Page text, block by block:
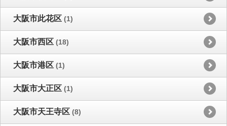
大阪市此花区 (1)
大阪市西区 (18)
大阪市港区 (1)
大阪市大正区 (1)
大阪市天王寺区 (8)